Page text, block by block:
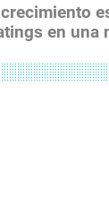
en una